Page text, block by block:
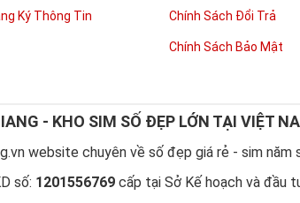
Giúp chủ nhân luôn vui vẻ, hạnh
Phát triển trong sự nghiệp
thuận lợi hơn trên con đường
tiến hơn trong công việc. Một
Ký Thông Tin Chính Sách Đổi Trả
Chính Sách Bảo Mật
- KHO SIM SỐ ĐẸP LỚN TẠI VIỆT
website chuyên về số đẹp giá rẻ - sim năm
số: 1201556769 cấp tại Sở Kế hoạch và đầu